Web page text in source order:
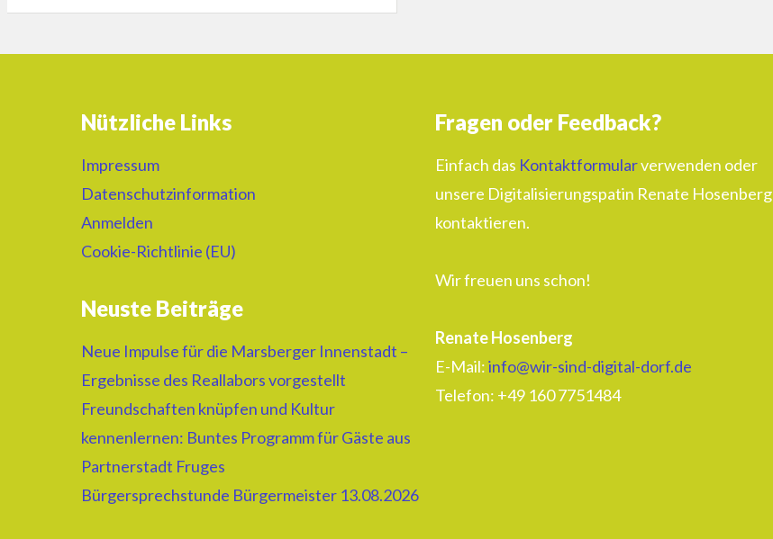
Nützliche Links
Impressum
Datenschutzinformation
Anmelden
Cookie-Richtlinie (EU)
Neuste Beiträge
Neue Impulse für die Marsberger Innenstadt –
Ergebnisse des Reallabors vorgestellt
Freundschaften knüpfen und Kultur
kennenlernen: Buntes Programm für Gäste aus
Partnerstadt Fruges
Bürgersprechstunde Bürgermeister 13.08.2026
Fragen oder Feedback?
Einfach das Kontaktformularverwenden oder
unsere Digitalisierungspatin Renate Hosenberg
kontaktieren.
Wir freuen uns schon!
Renate Hosenberg
E-Mail:info@wir-sind-digital-dorf.de
Telefon: ‭+49 160 7751484‬